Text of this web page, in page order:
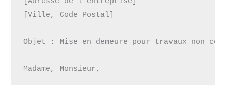
[Ville, Code Postal]
Objet : Mise en demeure pour travaux non
Madame, Monsieur,